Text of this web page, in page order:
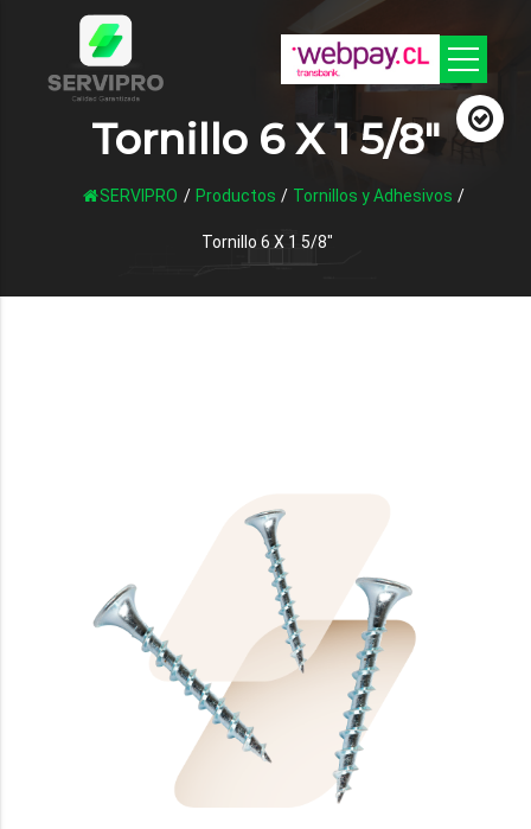
Tornillo 6 X 1 5/8″
SERVIPRO / Productos / Tornillos y Adhesivos /
Tornillo 6 X 1 5/8″